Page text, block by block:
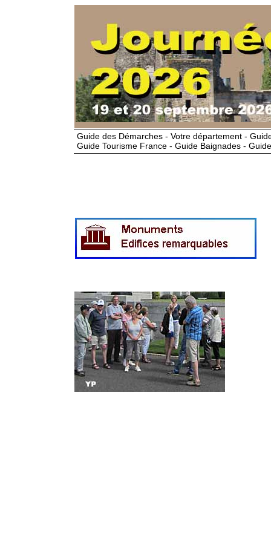
Guide des Démarches - Votre département -
Guide Tourisme France - Guide Baignades -